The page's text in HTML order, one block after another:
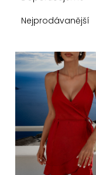
n
í
p
o
d
Nejprodávanější
V
ý
p
s
p